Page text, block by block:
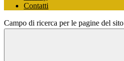
Contatti
Campo di ricerca per le pagine del sito